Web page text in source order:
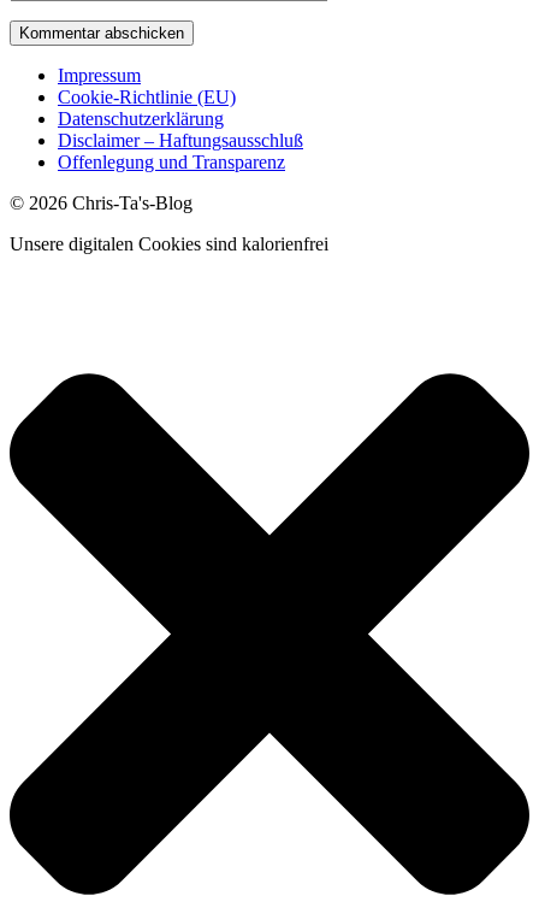
Impressum
Cookie-Richtlinie (EU)
Datenschutzerklärung
Disclaimer – Haftungsausschluß
Offenlegung und Transparenz
© 2026 Chris-Ta's-Blog
Unsere digitalen Cookies sind kalorienfrei